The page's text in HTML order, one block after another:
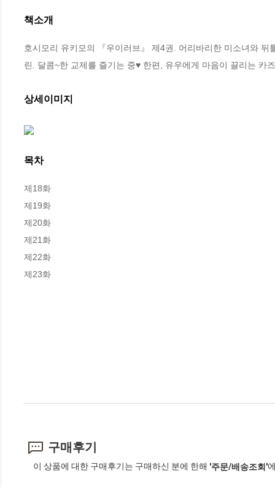
책소개
호시모리 유키모의 『우이러브』 제4권. 어리바리한 미소녀와
린. 달콤~한 교제를 즐기는 중♥ 한편, 유우에게 마음이 끌리는
상세이미지
목차
제18화
제19화
제20화
제21화
제22화
제23화
구매후기
이 상품에 대한 구매후기는 구매하신 분에 한해 '주문/배송조회'